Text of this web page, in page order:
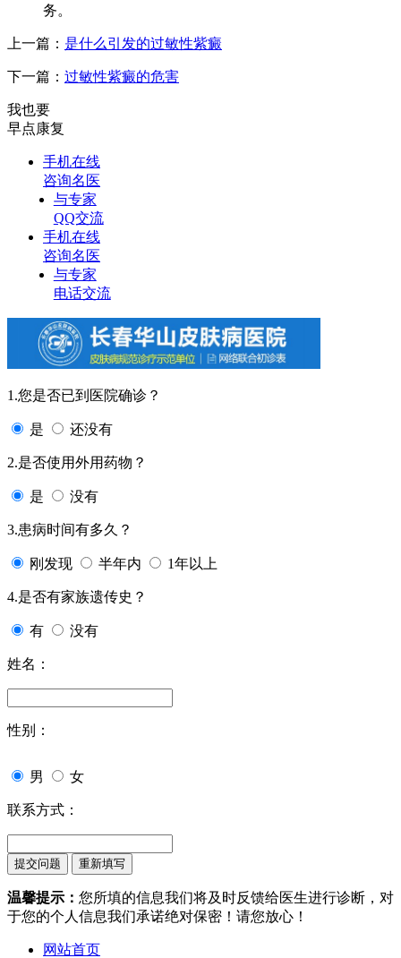
务。
上一篇： 是什么引发的过敏性紫癜
下一篇： 过敏性紫癜的危害
我也要
早点康复
手机在线
咨询名医
与专家
QQ交流
手机在线
咨询名医
与专家
电话交流
1.您是否已到医院确诊？
是 还没有
2.是否使用外用药物？
是 没有
3.患病时间有多久？
刚发现 半年内 1年以上
4.是否有家族遗传史？
有 没有
姓名：
性别：
男 女
联系方式：
温馨提示： 您所填的信息我们将及时反馈给医生进行诊断，对
于您的个人信息我们承诺绝对保密！请您放心！
网站首页